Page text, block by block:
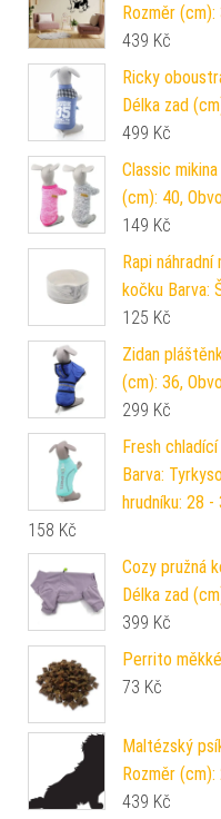
Rozměr
439 Kč
Ricky
Délka zad
499 Kč
Classic
(cm): 40,
149 Kč
Rapi
kočku Barva:
125 Kč
Zidan
(cm): 36,
299 Kč
Fresh
Barva:
hrudníku: 28 -
158 Kč
Cozy pružná
Délka zad
399 Kč
Perrito
73 Kč
Maltézský
Rozměr (cm):
439 Kč